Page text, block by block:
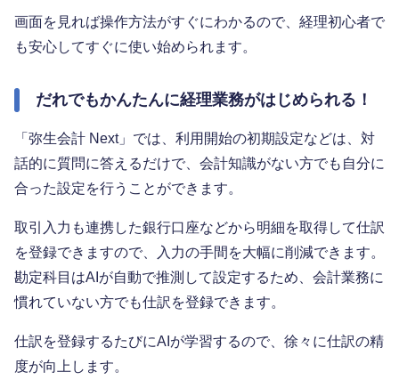
画面を見れば操作方法がすぐにわかるので、経理初心者で
も安心してすぐに使い始められます。
だれでもかんたんに経理業務がはじめられる！
「弥生会計 Next」では、利用開始の初期設定などは、対
話的に質問に答えるだけで、会計知識がない方でも自分に
合った設定を行うことができます。
取引入力も連携した銀行口座などから明細を取得して仕訳
を登録できますので、入力の手間を大幅に削減できます。
勘定科目はAIが自動で推測して設定するため、会計業務に
慣れていない方でも仕訳を登録できます。
仕訳を登録するたびにAIが学習するので、徐々に仕訳の精
度が向上します。